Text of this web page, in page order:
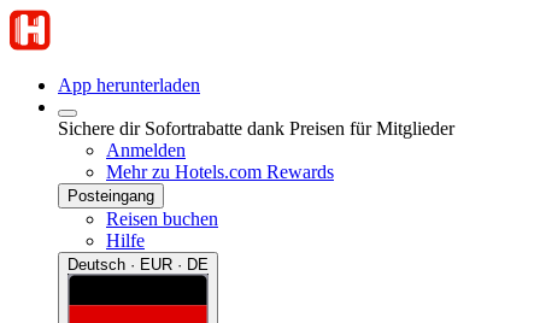
App herunterladen
Sichere dir Sofortrabatte dank Preisen für Mitglieder
Anmelden
Mehr zu Hotels.com Rewards
Posteingang
Reisen buchen
Hilfe
Deutsch · EUR · DE